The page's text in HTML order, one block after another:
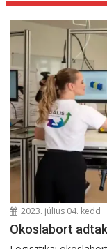
2023. július 04. kedd
Okoslabort